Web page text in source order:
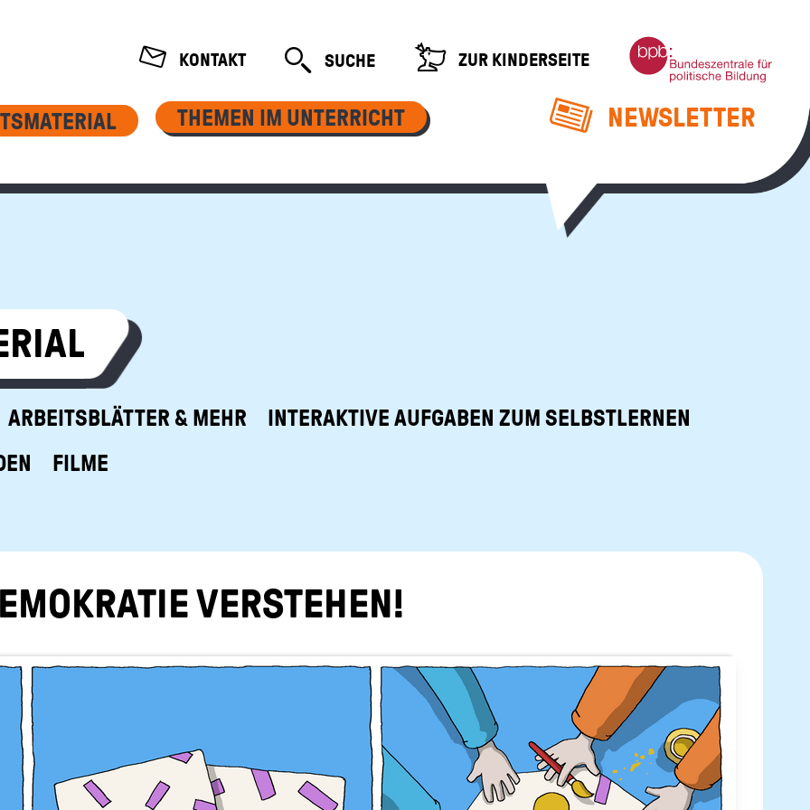
KONTAKT
SUCHE
ZUR KINDERSEITE
Bundeszentrale
für
politische
NEWSLETTER
THEMEN IM UNTERRICHT
ARBEITSBLÄTTER & MEHR
INTERAKTIVE AUFGABEN ZUM SELBSTLERNEN
FILME
VER­STE­HEN!